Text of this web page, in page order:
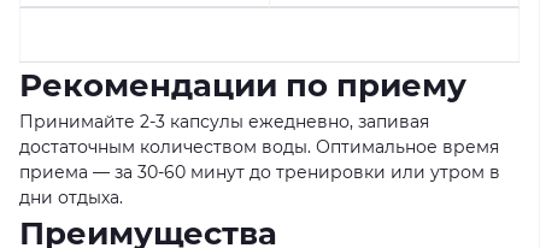
Рекомендации по приему
Принимайте 2-3 капсулы ежедневно, запивая
достаточным количеством воды. Оптимальное время
приема — за 30-60 минут до тренировки или утром в
дни отдыха.
Преимущества